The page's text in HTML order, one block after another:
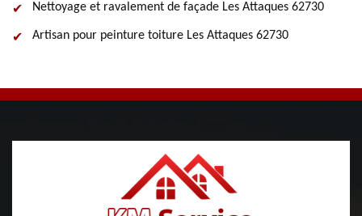
Nettoyage et ravalement de façade Les Attaques 62730
Artisan pour peinture toiture Les Attaques 62730